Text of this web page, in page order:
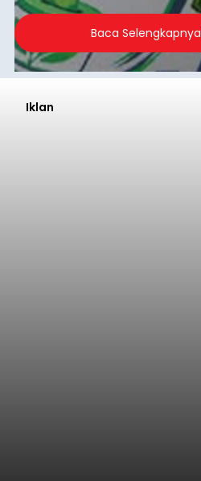
Baca Selengkapnya
Iklan